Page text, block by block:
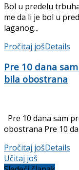
Bol u predelu
me da li je bol u
laganog...
Pročitaj jošDetails
Pre 10 dana
bila obostrana
Pre 10 dana sam
obostrana Pre 10
Pročitaj jošDetails
Učitaj još